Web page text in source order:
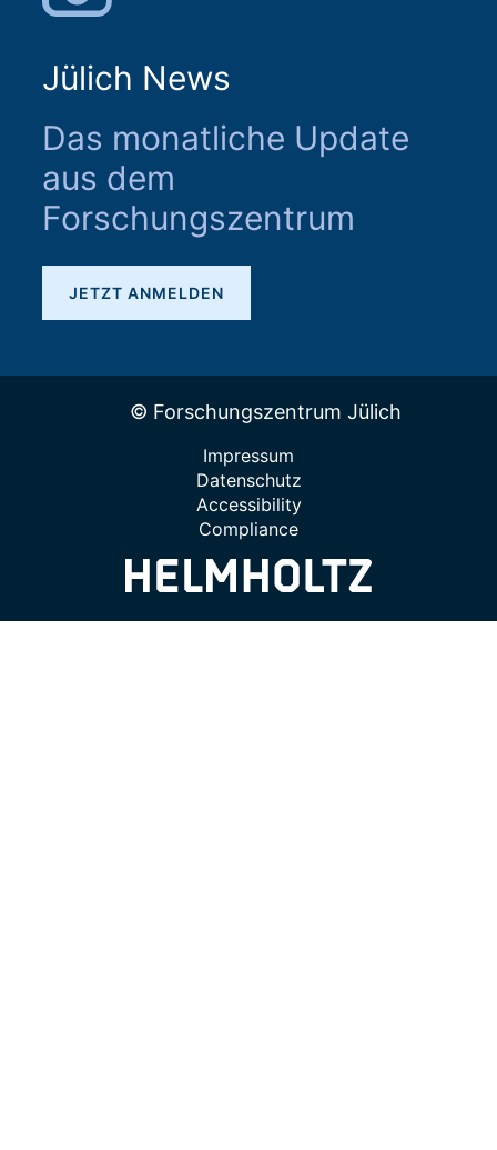
Jülich News
Das monatliche Update
aus dem
Forschungszentrum
JETZT ANMELDEN
© Forschungszentrum Jülich
Impressum
Datenschutz
Accessibility
Compliance